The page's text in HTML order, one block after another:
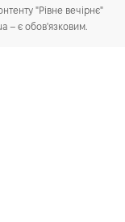
"Рівне вечірнє"
– є обов'язковим.